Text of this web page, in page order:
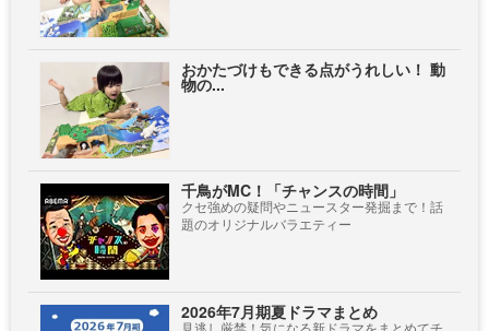
おかたづけもできる点がうれしい！ 動
物の...
千鳥がMC！「チャンスの時間」
クセ強めの疑問やニュースター発掘まで！話
題のオリジナルバラエティー
2026年7月期夏ドラマまとめ
見逃し厳禁！気になる新ドラマをまとめてチ